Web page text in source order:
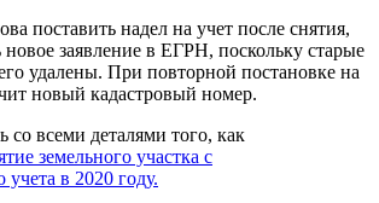
поставить надел на учет после снятия,
новое заявление в ЕГРН, поскольку старые
удалены. При повторной постановке на
новый кадастровый номер.
со всеми деталями того, как
земельного участка с
учета в 2020 году.